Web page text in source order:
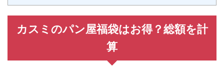
カスミのパン屋福袋はお得？総額を計
算